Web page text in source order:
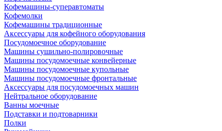
Кофемашины-суперавтоматы
Кофемолки
Кофемашины традиционные
Аксессуары для кофейного оборудования
Посудомоечное оборудование
Машины сушильно-полировочные
Машины посудомоечные конвейерные
Машины посудомоечные купольные
Машины посудомоечные фронтальные
Аксессуары для посудомоечных машин
Нейтральное оборудование
Ванны моечные
Подставки и подтоварники
Полки